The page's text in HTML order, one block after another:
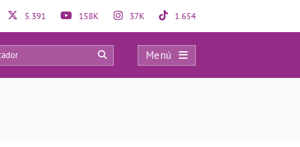
5.391 158K 37K 1.654
Menú
0